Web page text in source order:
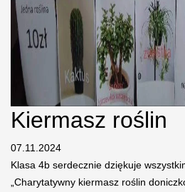
Kiermasz roślin
07.11.2024
Klasa 4b serdecznie dziękuje
„Charytatywny kiermasz roślin